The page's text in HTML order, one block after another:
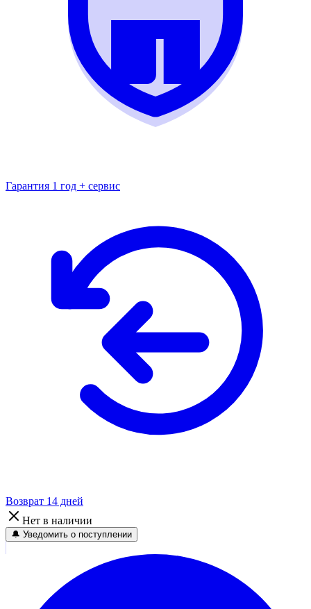
Гарантия 1 год + сервис
Возврат 14 дней
Нет в наличии
🔔 Уведомить о поступлении